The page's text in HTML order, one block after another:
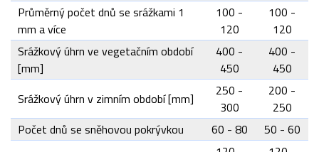
Průměrný počet dnů se srážkami 1
mm a více
100 -
120
100 -
120
Srážkový úhrn ve vegetačním období
[mm]
400 -
450
400 -
450
Srážkový úhrn v zimním období [mm]
250 -
300
200 -
250
Počet dnů se sněhovou pokrývkou
60 - 80
50 - 60